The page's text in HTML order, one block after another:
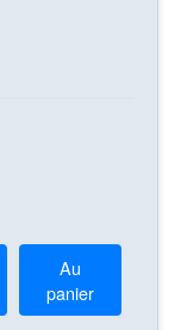
Au
panier